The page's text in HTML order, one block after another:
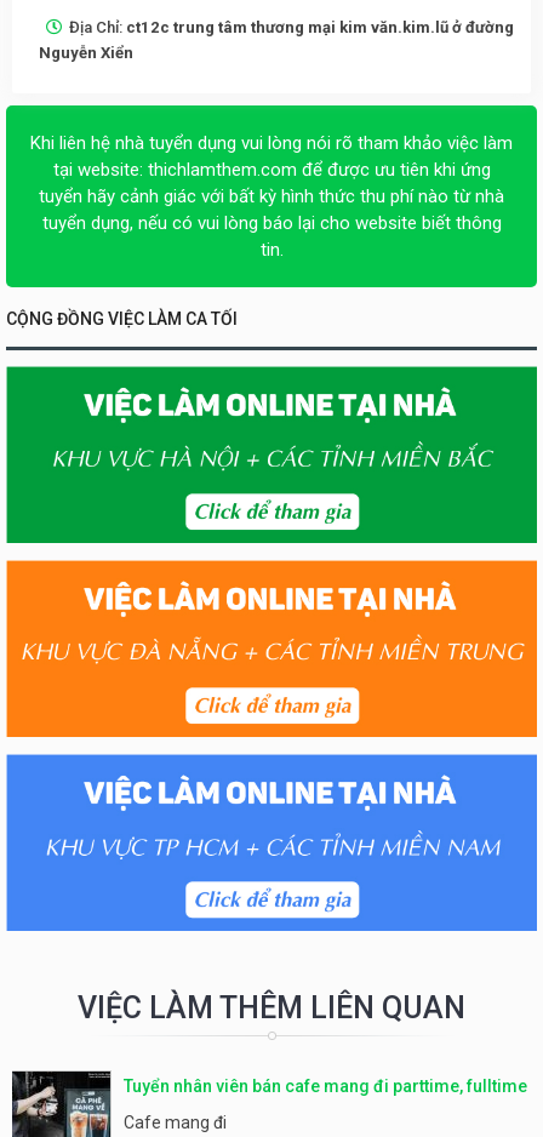
Địa Chỉ: ct12c trung tâm thương mại kim văn.kim.lũ ở đường
Nguyễn Xiển
Khi liên hệ nhà tuyển dụng vui lòng nói rõ tham khảo việc làm
tại website: thichlamthem.com để được ưu tiên khi ứng
tuyển hãy cảnh giác với bất kỳ hình thức thu phí nào từ nhà
tuyển dụng, nếu có vui lòng báo lại cho website biết thông
tin.
CỘNG ĐỒNG VIỆC LÀM CA TỐI
VIỆC LÀM THÊM LIÊN QUAN
Tuyển nhân viên bán cafe mang đi parttime, fulltime
Cafe mang đi